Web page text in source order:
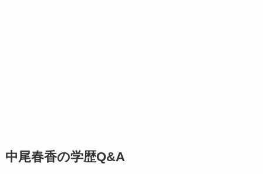
中尾春香の学歴Q&A